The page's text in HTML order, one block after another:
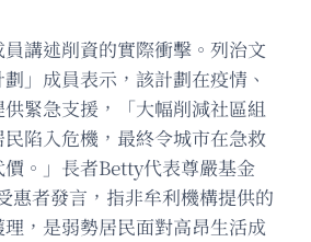
講述削資的實際衝擊。列治文
」成員表示，該計劃在疫情、
緊急支援，「大幅削減社區組
陷入危機，最終令城市在急救
。」長者Betty代表尊嚴基金
惠者發言，指非牟利機構提供的
，是弱勢居民面對高昂生活成